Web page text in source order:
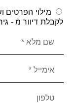
מילוי הפרטים
לקבלת דיוור מ -